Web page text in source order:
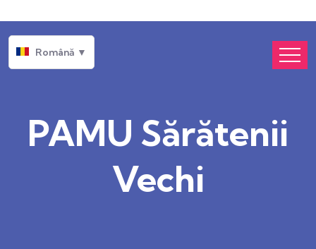
Română ▼
PAMU Sărătenii
Vechi